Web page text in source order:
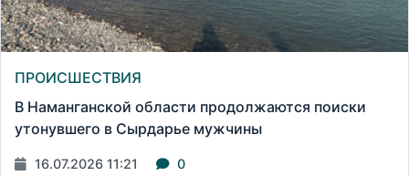
ПРОИСШЕСТВИЯ
В Наманганской области продолжаются поиски
утонувшего в Сырдарье мужчины
16.07.2026 11:21 0